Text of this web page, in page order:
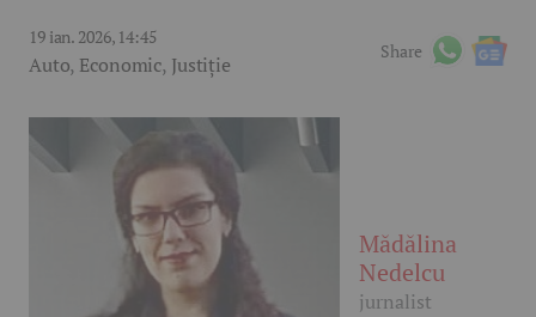
19 ian. 2026, 14:45
Auto, Economic, Justiție
Share
Mădălina
Nedelcu
jurnalist